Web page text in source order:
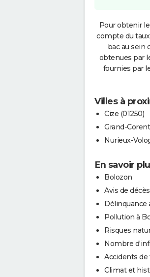
Pour obtenir
compte du taux
bac au sein
obtenues par
fournies par
Villes à
Cize (01250)
Grand-
Nurieux-
En savoir
Bolozon
Avis de
Délinquance
Pollution à
Risques
Nombre
Accidents de
Climat et